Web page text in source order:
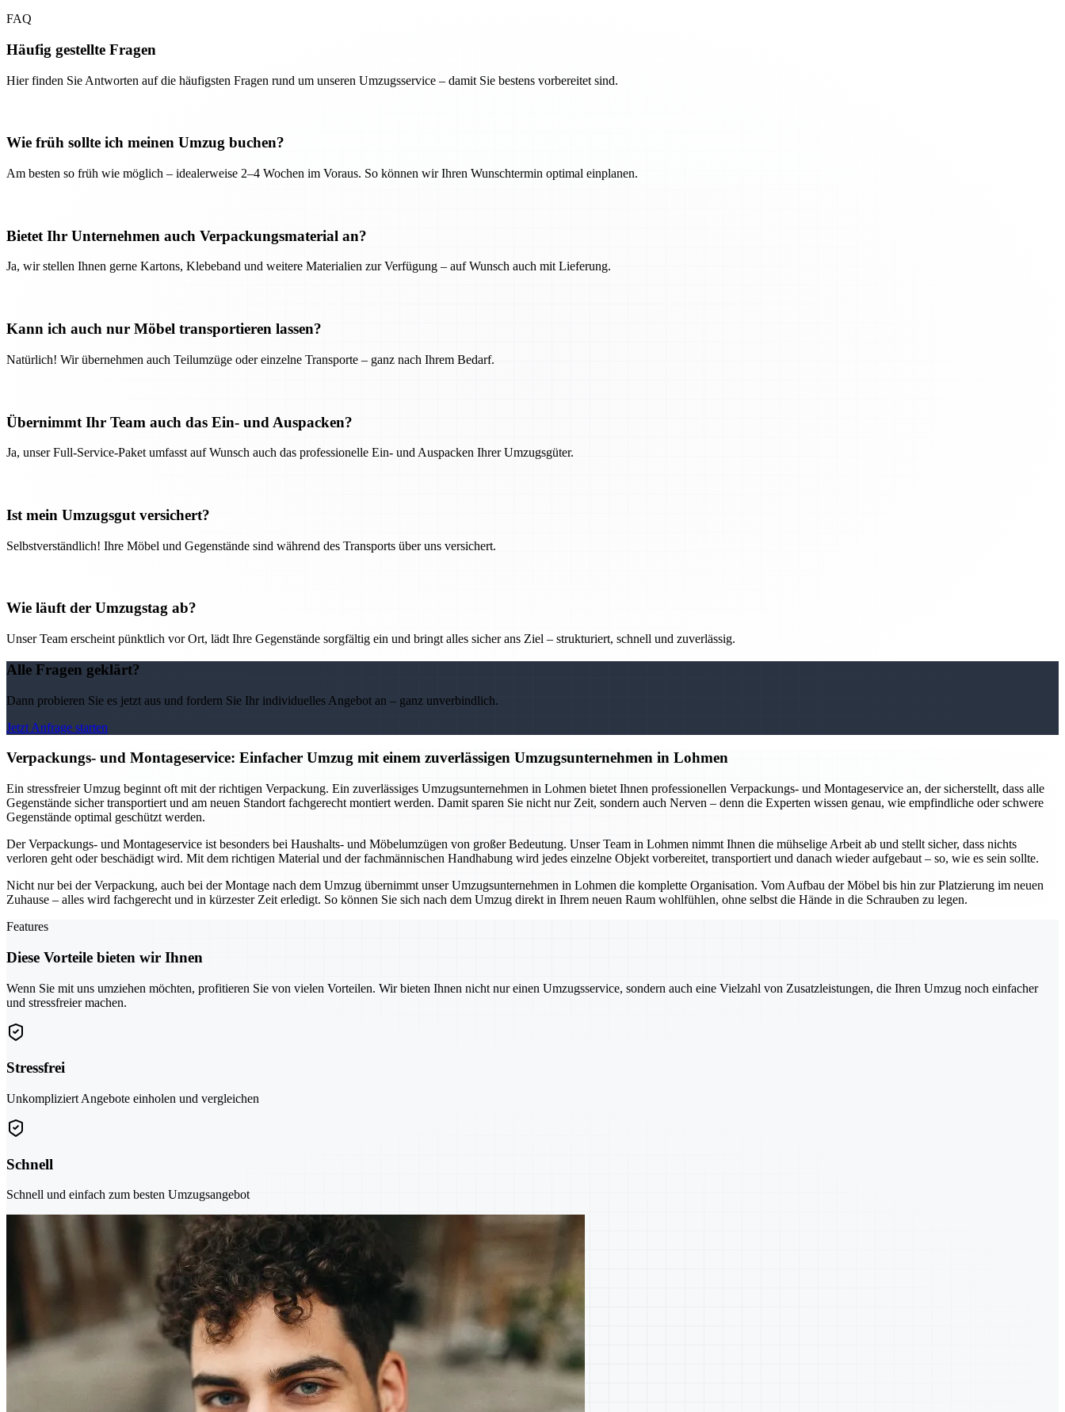
FAQ
Häufig gestellte Fragen
Hier finden Sie Antworten auf die häufigsten Fragen rund um unseren Umzugsservice – damit Sie bestens vorbereitet sind.
Wie früh sollte ich meinen Umzug buchen?
Am besten so früh wie möglich – idealerweise 2–4 Wochen im Voraus. So können wir Ihren Wunschtermin optimal einplanen.
Bietet Ihr Unternehmen auch Verpackungsmaterial an?
Ja, wir stellen Ihnen gerne Kartons, Klebeband und weitere Materialien zur Verfügung – auf Wunsch auch mit Lieferung.
Kann ich auch nur Möbel transportieren lassen?
Natürlich! Wir übernehmen auch Teilumzüge oder einzelne Transporte – ganz nach Ihrem Bedarf.
Übernimmt Ihr Team auch das Ein- und Auspacken?
Ja, unser Full-Service-Paket umfasst auf Wunsch auch das professionelle Ein- und Auspacken Ihrer Umzugsgüter.
Ist mein Umzugsgut versichert?
Selbstverständlich! Ihre Möbel und Gegenstände sind während des Transports über uns versichert.
Wie läuft der Umzugstag ab?
Unser Team erscheint pünktlich vor Ort, lädt Ihre Gegenstände sorgfältig ein und bringt alles sicher ans Ziel – strukturiert, schnell und zuverlässig.
Alle Fragen geklärt?
Dann probieren Sie es jetzt aus und fordern Sie Ihr individuelles Angebot an – ganz unverbindlich.
Jetzt Anfrage starten
Verpackungs- und Montageservice: Einfacher Umzug mit einem zuverlässigen Umzugsunternehmen in Lohmen
Ein stressfreier Umzug beginnt oft mit der richtigen Verpackung. Ein zuverlässiges Umzugsunternehmen in Lohmen bietet Ihnen professionellen Verpackungs- und Montageservice an, der sicherstellt, dass alle
Gegenstände sicher transportiert und am neuen Standort fachgerecht montiert werden. Damit sparen Sie nicht nur Zeit, sondern auch Nerven – denn die Experten wissen genau, wie empfindliche oder schwere
Gegenstände optimal geschützt werden.
Der Verpackungs- und Montageservice ist besonders bei Haushalts- und Möbelumzügen von großer Bedeutung. Unser Team in Lohmen nimmt Ihnen die mühselige Arbeit ab und stellt sicher, dass nichts
verloren geht oder beschädigt wird. Mit dem richtigen Material und der fachmännischen Handhabung wird jedes einzelne Objekt vorbereitet, transportiert und danach wieder aufgebaut – so, wie es sein sollte.
Nicht nur bei der Verpackung, auch bei der Montage nach dem Umzug übernimmt unser Umzugsunternehmen in Lohmen die komplette Organisation. Vom Aufbau der Möbel bis hin zur Platzierung im neuen
Zuhause – alles wird fachgerecht und in kürzester Zeit erledigt. So können Sie sich nach dem Umzug direkt in Ihrem neuen Raum wohlfühlen, ohne selbst die Hände in die Schrauben zu legen.
Features
Diese Vorteile bieten wir Ihnen
Wenn Sie mit uns umziehen möchten, profitieren Sie von vielen Vorteilen. Wir bieten Ihnen nicht nur einen Umzugsservice, sondern auch eine Vielzahl von Zusatzleistungen, die Ihren Umzug noch einfacher
und stressfreier machen.
Stressfrei
Unkompliziert Angebote einholen und vergleichen
Schnell
Schnell und einfach zum besten Umzugsangebot